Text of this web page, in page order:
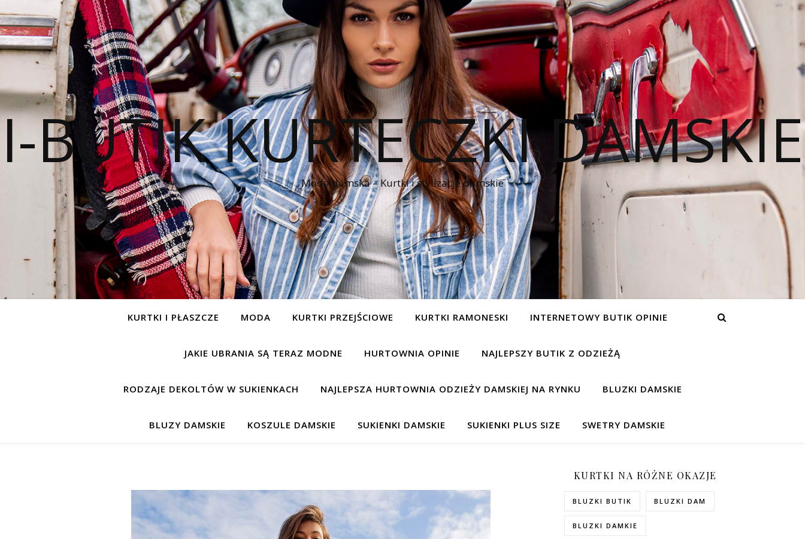
I-BUTIK KURTECZKI DAMSKIE
Moda damska – Kurtki i stylizacje damskie
KURTKI I PŁASZCZE MODA KURTKI PRZEJŚCIOWE KURTKI RAMONESKI INTERNETOWY BUTIK OPINIE
JAKIE UBRANIA SĄ TERAZ MODNE HURTOWNIA OPINIE NAJLEPSZY BUTIK Z ODZIEŻĄ
RODZAJE DEKOLTÓW W SUKIENKACH NAJLEPSZA HURTOWNIA ODZIEŻY DAMSKIEJ NA RYNKU BLUZKI DAMSKIE
BLUZY DAMSKIE KOSZULE DAMSKIE SUKIENKI DAMSKIE SUKIENKI PLUS SIZE SWETRY DAMSKIE
KURTKI NA RÓŻNE OKAZJE
BLUZKI BUTIK BLUZKI DAM
BLUZKI DAMKIE